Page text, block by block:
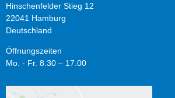
Hinschenfelder Stieg 12
22041 Hamburg
Deutschland
Öffnungszeiten
Mo. - Fr. 8.30 – 17.00